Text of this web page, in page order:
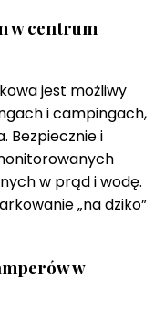
w centrum
jest możliwy
i campingach,
Bezpiecznie i
w prąd i wodę.
„na dziko”
w